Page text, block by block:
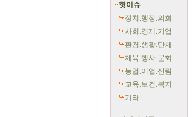
핫이슈
정치.행정.의회
사회.경제.기업
환경.생활.단체
체육.행사.문화
농업.어업.산림
교육.보건.복지
기타